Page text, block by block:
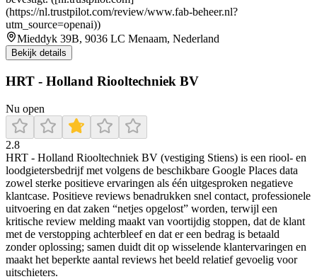
(https://nl.trustpilot.com/review/www.fab-beheer.nl?
utm_source=openai))
Mieddyk 39B, 9036 LC Menaam, Nederland
Bekijk details
HRT - Holland Riooltechniek BV
Nu open
2.8
HRT - Holland Riooltechniek BV (vestiging Stiens) is een riool- en
loodgietersbedrijf met volgens de beschikbare Google Places data
zowel sterke positieve ervaringen als één uitgesproken negatieve
klantcase. Positieve reviews benadrukken snel contact, professionele
uitvoering en dat zaken “netjes opgelost” worden, terwijl een
kritische review melding maakt van voortijdig stoppen, dat de klant
met de verstopping achterbleef en dat er een bedrag is betaald
zonder oplossing; samen duidt dit op wisselende klantervaringen en
maakt het beperkte aantal reviews het beeld relatief gevoelig voor
uitschieters.